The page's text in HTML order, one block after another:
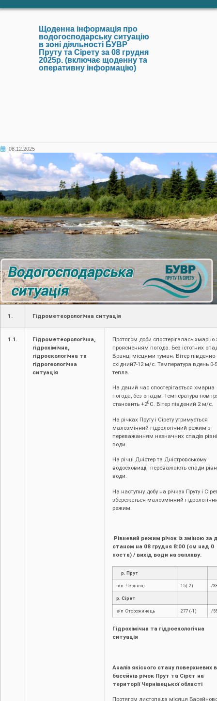
Щоденна інформація про
водогосподарську ситуацію
в зоні діяльності БУВР
Пруту та Сірету за 08 грудня
2025р. (включає щоденну та
оперативну інформацію)
08.12.2025
1. Гідрометеорологічна ситуація
1.1.
Гідрометеорологічна,
гідрохімічна,
гідроекологічна та
гідрогеологічна
ситуація
Протягом доби спостерігалась хмарно
проясненням погода. Без істотних
Вранці місцями туман. Вітер південно-
східний7-12 м/с. Температура вдень 0-
тепла.
На даний час спостерігається хмарна
погода, без опадів. Температура
становить +20 С. Вітер південий 2 м/с.
На річках Пруту і Сірету утримується
малозмінний гідрологічний режим з
переважанням незначних спадів
води.
На річці Дністер та Дністровському
водосховищі, переважають спади
води.
На наступну добу на річках Пруту і
збережеться малозмінний
режим.
.Рівневий режим річок із зміною за
станом на 08 грудня 8:00 (см над 0
поста) / вихід води на заплаву:
р. Прут
в/п Чернівці 15(-2) /
р. Сірет
в/п Сторожинець 277 (-1) /
Гідрохімічна та гідроекологічна
ситуація
Аналіз якісного стану поверхневих
басейнів річок Прут та Сірет на
території Чернівецької області
Протягом листопада місяця